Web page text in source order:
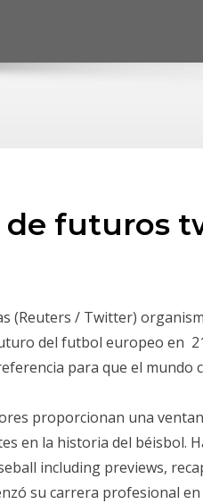
de futuros
(Reuters / Twitter)
del futbol europeo en
para que el mundo
proporcionan una
en la historia del béisbol.
including previews,
su carrera profesional